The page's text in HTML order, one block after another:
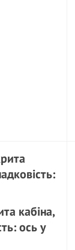
кабіна,
ось у